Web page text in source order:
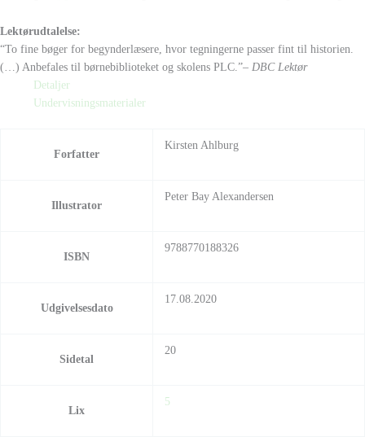
Lektørudtalelse:
“To fine bøger for begynderlæsere, hvor tegningerne passer fint til historien.
(…) Anbefales til børnebiblioteket og skolens PLC.”– DBC Lektør
Detaljer
Undervisningsmaterialer
Forfatter
Kirsten Ahlburg
Illustrator
Peter Bay Alexandersen
ISBN
9788770188326
Udgivelsesdato
17.08.2020
Sidetal
20
Lix
5